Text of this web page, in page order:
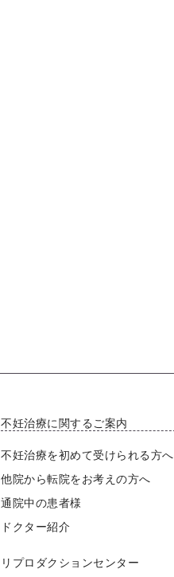
不妊治療に関するご案内
不妊治療を初めて受けられる方へ
他院から転院をお考えの方へ
通院中の患者様
ドクター紹介
リプロダクションセンター